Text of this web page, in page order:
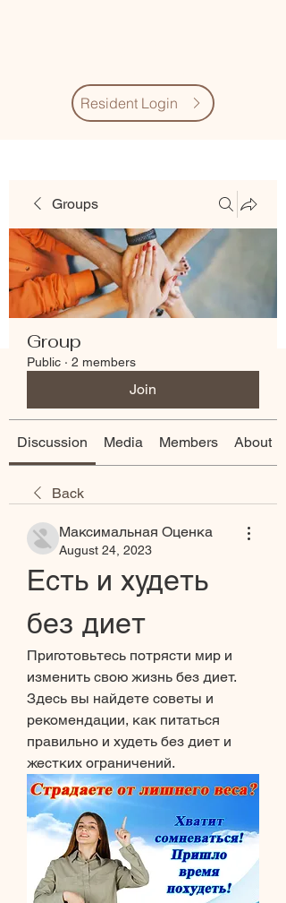
Resident Login
Groups
Group
Public · 2 members
Join
Discussion Media Members About
Back
Максимальная Оценка
August 24, 2023
Есть и худеть
без диет
Приготовьтесь потрясти мир и
изменить свою жизнь без диет.
Здесь вы найдете советы и
рекомендации, как питаться
правильно и худеть без диет и
жестких ограничений.